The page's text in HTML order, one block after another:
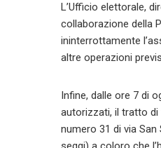
L’Ufficio elettorale,
collaborazione della
ininterrottamente
altre operazioni
Infine, dalle ore 7 di
autorizzati, il tratto di
numero 31 di via